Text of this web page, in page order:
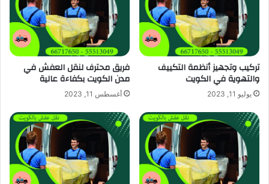
تركيب وتجهيز أنظمة التكييف
والتهوية في الكويت
يوليو 11, 2023
فريق محترف لنقل العفش في
مدن الكويت بكفاءة عالية
أغسطس 11, 2023